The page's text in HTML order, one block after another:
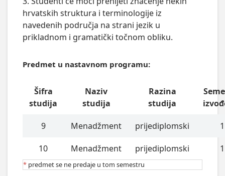
hrvatskih struktura i terminologije iz
navedenih područja na strani jezik u
prikladnom i gramatički točnom obliku.
Predmet u nastavnom programu:
Šifra
studija
Naziv
studija
Razina
studija
9 Menadžment prijediplomski 1
10 Menadžment prijediplomski 1
* predmet se ne predaje u tom semestru